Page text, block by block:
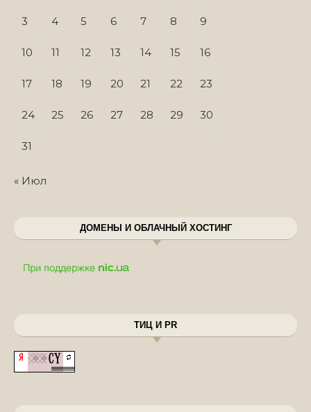
3 4 5 6 7 8 9
10 11 12 13 14 15 16
17 18 19 20 21 22 23
24 25 26 27 28 29 30
31
« Июл
ДОМЕНЫ И ОБЛАЧНЫЙ ХОСТИНГ
ТИЦ И PR